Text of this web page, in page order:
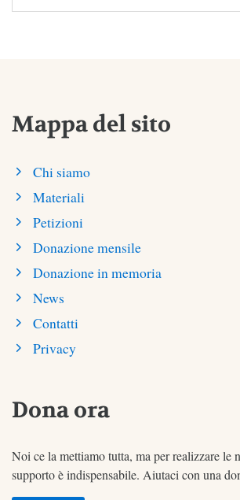
Mappa del sito
Chi siamo
Materiali
Petizioni
Donazione mensile
Donazione in memoria
News
Contatti
Privacy
Dona ora
Noi ce la mettiamo tutta, ma per realizzare le
supporto è indispensabile. Aiutaci con una